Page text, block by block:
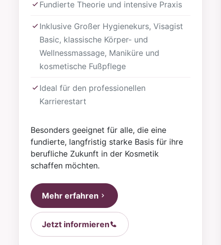
Fundierte Theorie und intensive Praxis
Inklusive Großer Hygienekurs, Visagist
Basic, klassische Körper- und
Wellnessmassage, Maniküre und
kosmetische Fußpflege
Ideal für den professionellen
Karrierestart
Besonders geeignet für alle, die eine
fundierte, langfristig starke Basis für ihre
berufliche Zukunft in der Kosmetik
schaffen möchten.
Mehr erfahren
Jetzt informieren